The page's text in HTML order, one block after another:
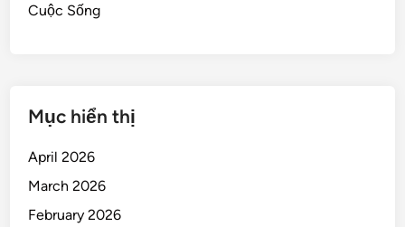
Cuộc Sống
Mục hiển thị
April 2026
March 2026
February 2026